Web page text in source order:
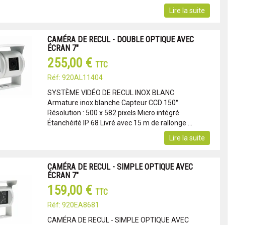
Lire la suite
CAMÉRA DE RECUL - DOUBLE OPTIQUE AVEC
ÉCRAN 7"
255,00 € TTC
Réf: 920AL11404
SYSTÈME VIDÉO DE RECUL INOX BLANC
Armature inox blanche Capteur CCD 150°
Résolution : 500 x 582 pixels Micro intégré
Étanchéité IP 68 Livré avec 15 m de rallonge ...
Lire la suite
CAMÉRA DE RECUL - SIMPLE OPTIQUE AVEC
ÉCRAN 7"
159,00 € TTC
Réf: 920EA8681
CAMÉRA DE RECUL - SIMPLE OPTIQUE AVEC